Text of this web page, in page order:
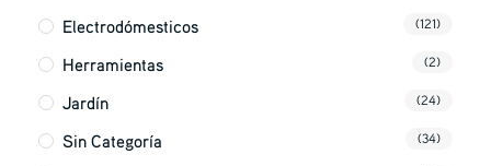
Electrodómesticos (121)
Herramientas (2)
Jardín (24)
Sin Categoría (34)